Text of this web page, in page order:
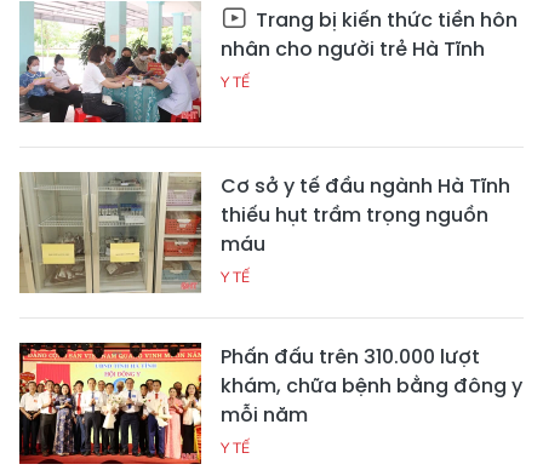
Trang bị kiến thức tiền hôn
nhân cho người trẻ Hà Tĩnh
Y TẾ
Cơ sở y tế đầu ngành Hà Tĩnh
thiếu hụt trầm trọng nguồn
máu
Y TẾ
Phấn đấu trên 310.000 lượt
khám, chữa bệnh bằng đông y
mỗi năm
Y TẾ